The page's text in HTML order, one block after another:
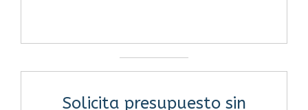
Solicita presupuesto sin